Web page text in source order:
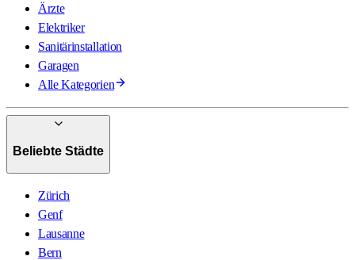
Ärzte
Elektriker
Sanitärinstallation
Garagen
Alle Kategorien
Beliebte Städte
Zürich
Genf
Lausanne
Bern